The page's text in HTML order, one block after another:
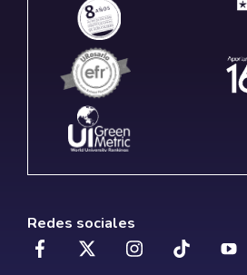
Redes sociales